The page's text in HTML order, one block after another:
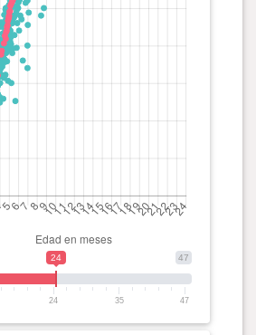
47
24
24 35 47